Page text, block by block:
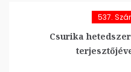
537.
Csurika